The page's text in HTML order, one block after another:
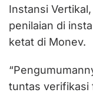
Instansi
penilaian di
ketat di Monev.
tuntas verifikasi